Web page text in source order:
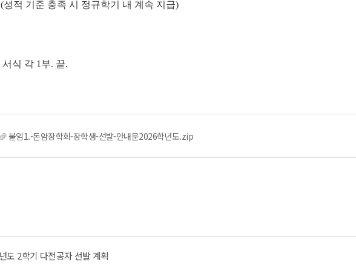
(성적 기준 충족 시 정규학기 내 계속 지급)
식 각 1부. 끝.
붙임1.-돈암장학회-장학생-선발-안내문2026학년도.zip
도 2학기 다전공자 선발 계획